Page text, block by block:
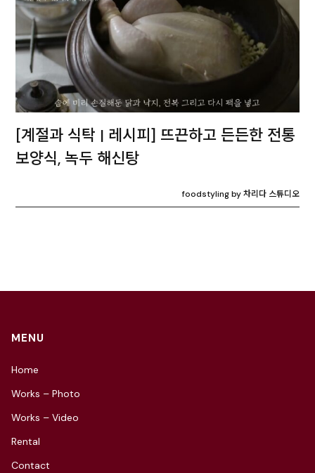
[계절과 식탁 | 레시피] 뜨끈하고 든든한 전통
보양식, 녹두 해신탕
foodstyling by 차리다 스튜디오
MENU
Home
Works – Photo
Works – Video
Rental
Contact